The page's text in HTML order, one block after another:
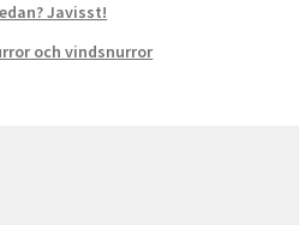
Javisst!
och vindsnurror